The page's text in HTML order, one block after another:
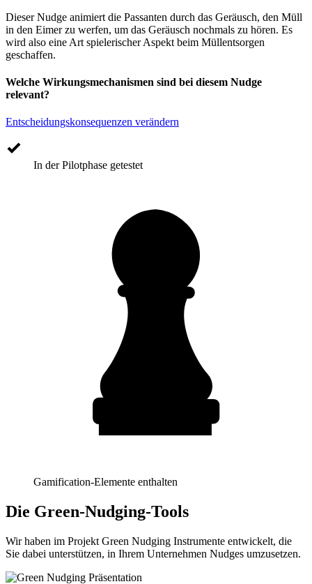
Dieser Nudge animiert die Passanten durch das Geräusch, den Müll
in den Eimer zu werfen, um das Geräusch nochmals zu hören. Es
wird also eine Art spielerischer Aspekt beim Müllentsorgen
geschaffen.
Welche Wirkungsmechanismen sind bei diesem Nudge
relevant?
Entscheidungskonsequenzen verändern
In der Pilotphase getestet
Gamification-Elemente enthalten
Die Green-Nudging-Tools
Wir haben im Projekt Green Nudging Instrumente entwickelt, die
Sie dabei unterstützen, in Ihrem Unternehmen Nudges umzusetzen.